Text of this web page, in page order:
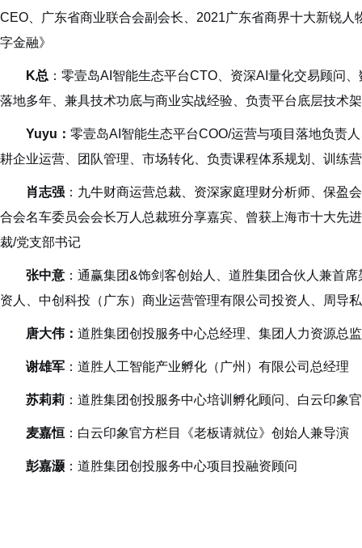
CEO、广东省商业联合会副会长、2021广东省商界十大新锐
字金融》
K总 ：零壹岛AI智能生态平台CTO、资深AI量化交易顾问
落地多年、兼具技术功底与商业实战经验、负责平台底层技术
Yuyu： 零壹岛AI智能生态平台COO/运营与项目落地负责
耕企业运营、团队管理、市场转化、负责课程体系规划、训练
肖志强 ：九牛财商运营总裁、资深家庭理财分析师、保盈
合会名车委员会会长万人总裁班分享嘉宾、曾获上海市十大先
裁/党支部书记
张中意 ：通赢集团&饰剑客创始人、道胜集团合伙人兼首
资人、中创科投（广东）商业运营管理有限公司投资人、周导
唐大伟： 道胜集团创投服务中心总经理、集团人力资源总
谢雄军 ：道胜人工智能产业孵化（广州）有限公司总经理
苏莉莉 ：道胜集团创投服务中心培训孵化顾问、白云印象
麦嘉恒 ：白云印象官方栏目《老板请就位》创始人兼导演
彭嘉灏 ：道胜集团创投服务中心项目投融资顾问